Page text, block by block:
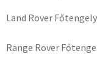
Land Rover
Range Rover